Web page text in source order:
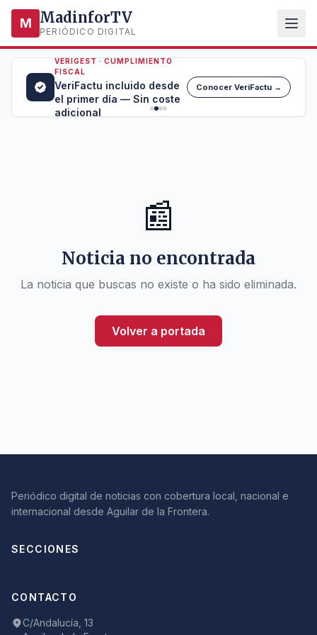
M MadinforTV
PERIÓDICO DIGITAL
VERIGEST · CUMPLIMIENTO
FISCAL
VeriFactu incluido desde
el primer día — Sin coste
adicional
Conocer VeriFactu →
📰
Noticia no encontrada
La noticia que buscas no existe o ha sido eliminada.
Volver a portada
Periódico digital de noticias con cobertura local, nacional e
internacional desde Aguilar de la Frontera.
SECCIONES
CONTACTO
C/Andalucía, 13